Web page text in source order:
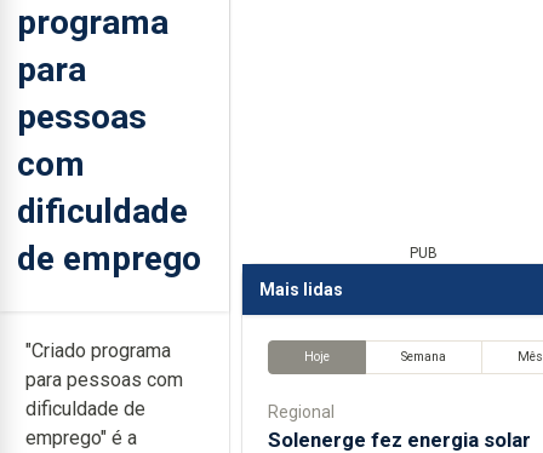
programa
para
pessoas
com
dificuldade
de emprego
"Criado programa
para pessoas com
dificuldade de
emprego" é a
PUB
Mais lidas
Hoje Semana Mês
Regional
Solenerge fez energia solar